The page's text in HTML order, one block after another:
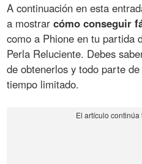
A continuación en esta
a mostrarcómo conseguir
como a Phione en tu partida
Perla Reluciente. Debes
de obtenerlos y todo parte
tiempo limitado.